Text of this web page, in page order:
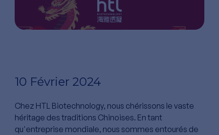
10 Février 2024
Chez HTL Biotechnology, nous chérissons le vaste
héritage des traditions Chinoises. En tant
qu'entreprise mondiale, nous sommes entourés de